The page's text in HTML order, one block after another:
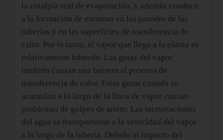
la entalpia real de evaporación, y además conduce
a la formación de escamas en las paredes de las
tuberías y en las superficies de transferencia de
calor. Por lo tanto, el vapor que llega a la planta es
relativamente húmedo. Las gotas del vapor
también causan una barrera al proceso de
transferencia de calor. Estas gotas cuando se
acumulan a lo largo de la línea de vapor causan
problemas de golpes de ariete. Las incrustaciones
del agua se transportarán a la velocidad del vapor
a lo largo de la tubería. Debido al impacto del